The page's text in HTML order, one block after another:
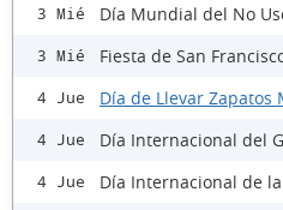
3 Mié Día Mundial del No
3 Mié Fiesta de San
4 Jue Día de Llevar Zapatos
4 Jue Día Internacional del
4 Jue Día Internacional de